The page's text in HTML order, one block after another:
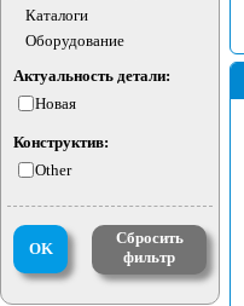
Каталоги
Оборудование
Актуальность детали:
Новая
Конструктив:
Other
OK
Сбросить
фильтр